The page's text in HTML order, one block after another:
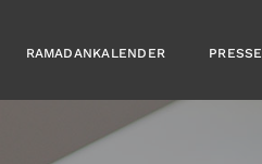
RAMADANKALENDER PRESSE